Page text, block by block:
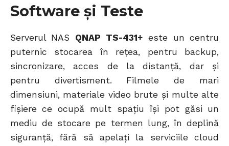
Software și Teste
Serverul NAS QNAP TS-431+ este un centru
puternic stocarea în rețea, pentru backup,
sincronizare, acces de la distanță, dar și
pentru divertisment. Filmele de mari
dimensiuni, materiale video brute și multe alte
fișiere ce ocupă mult spațiu își pot găsi un
mediu de stocare pe termen lung, în deplină
siguranță, fără să apelați la serviciile cloud